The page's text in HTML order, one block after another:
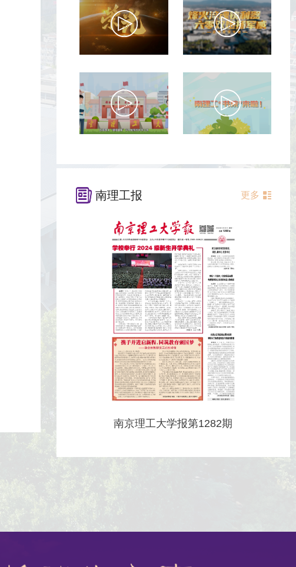
南理工报 更多
南京理工大学报第1282期